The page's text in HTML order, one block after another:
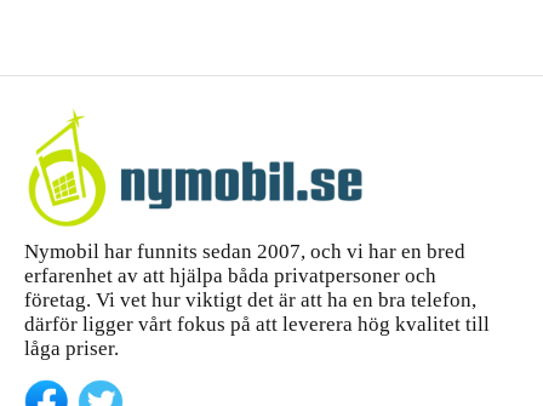
tt
köpgui
de
—...
Nymobil har funnits sedan 2007, och vi har en bred
erfarenhet av att hjälpa båda privatpersoner och
företag. Vi vet hur viktigt det är att ha en bra telefon,
därför ligger vårt fokus på att leverera hög kvalitet till
låga priser.